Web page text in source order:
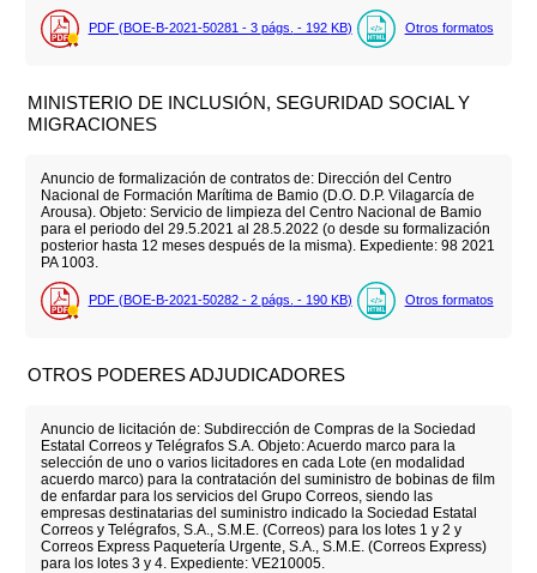
PDF (BOE-B-2021-50281 - 3 págs. - 192 KB) Otros formatos
MINISTERIO DE INCLUSIÓN, SEGURIDAD SOCIAL Y
MIGRACIONES
Anuncio de formalización de contratos de: Dirección del Centro
Nacional de Formación Marítima de Bamio (D.O. D.P. Vilagarcía de
Arousa). Objeto: Servicio de limpieza del Centro Nacional de Bamio
para el periodo del 29.5.2021 al 28.5.2022 (o desde su formalización
posterior hasta 12 meses después de la misma). Expediente: 98 2021
PA 1003.
PDF (BOE-B-2021-50282 - 2 págs. - 190 KB) Otros formatos
OTROS PODERES ADJUDICADORES
Anuncio de licitación de: Subdirección de Compras de la Sociedad
Estatal Correos y Telégrafos S.A. Objeto: Acuerdo marco para la
selección de uno o varios licitadores en cada Lote (en modalidad
acuerdo marco) para la contratación del suministro de bobinas de film
de enfardar para los servicios del Grupo Correos, siendo las
empresas destinatarias del suministro indicado la Sociedad Estatal
Correos y Telégrafos, S.A., S.M.E. (Correos) para los lotes 1 y 2 y
Correos Express Paquetería Urgente, S.A., S.M.E. (Correos Express)
para los lotes 3 y 4. Expediente: VE210005.